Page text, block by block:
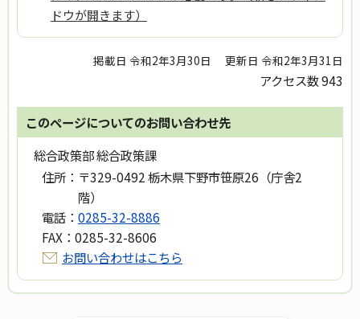
ドウが開きます）
掲載日 令和2年3月30日 更新日 令和2年3月31日
アクセス数943
このページについてのお問い合わせ先
総合政策部 総合政策課
住所： 〒329-0492 栃木県下野市笹原26（庁舎2
階）
電話： 0285-32-8886
FAX： 0285-32-8606
お問い合わせはこちら